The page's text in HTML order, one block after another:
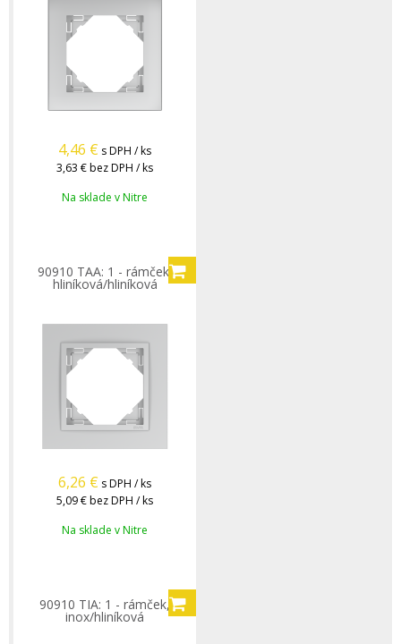
4,46 € s DPH / ks
3,63 €bez DPH / ks
Na sklade v Nitre
90910 TAA: 1 - rámček,
hliníková/hliníková
6,26 € s DPH / ks
5,09 €bez DPH / ks
Na sklade v Nitre
90910 TIA: 1 - rámček,
inox/hliníková